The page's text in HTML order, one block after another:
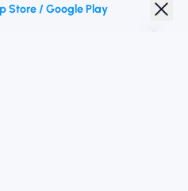
Store / Google Play